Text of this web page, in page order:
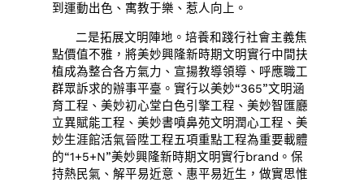
到運動出色、寓教于樂、惹人向上。
二是拓展文明陣地。培養和踐行社會主義焦
點價值不雅，將美妙興隆新時期文明實行中間扶
植成為整合各方氣力、宣揚教導領導、呼應職工
群眾訴求的辦事平臺。實行以美妙“365”文明涵
育工程、美妙初心堂白色引擎工程、美妙智匯廳
立異賦能工程、美妙書噴鼻苑文明潤心工程、美
妙生涯館活氣晉陞工程五項重點工程為重要載體
的“1+5+N”美妙興隆新時期文明實行brand。保
持熱民氣、解平易近意、惠平易近生，做實思惟